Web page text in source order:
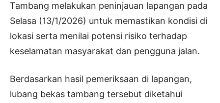
Tambang melakukan peninjauan lapangan pada
Selasa (13/1/2026) untuk memastikan kondisi di
lokasi serta menilai potensi risiko terhadap
keselamatan masyarakat dan pengguna jalan.
Berdasarkan hasil pemeriksaan di lapangan,
lubang bekas tambang tersebut diketahui